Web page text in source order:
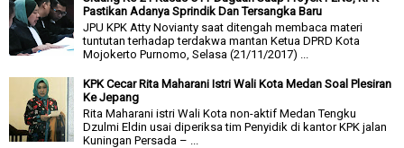
Pastikan Adanya Sprindik Dan Tersangka Baru
JPU KPK Atty Novianty saat ditengah membaca materi
tuntutan terhadap terdakwa mantan Ketua DPRD Kota
Mojokerto Purnomo, Selasa (21/11/2017) ...
KPK Cecar Rita Maharani Istri Wali Kota Medan Soal Plesiran
Ke Jepang
Rita Maharani istri Wali Kota non-aktif Medan Tengku
Dzulmi Eldin usai diperiksa tim Penyidik di kantor KPK jalan
Kuningan Persada – ...